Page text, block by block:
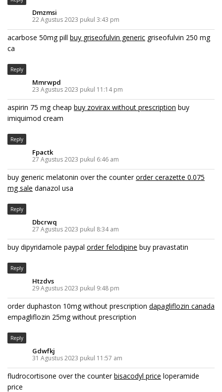
Dmzmsi
22 Agustus 2023 pukul 3:43 pm
acarbose 50mg pill buy griseofulvin generic griseofulvin 250 mg
ca
Reply
Mmrwpd
23 Agustus 2023 pukul 11:14 pm
aspirin 75 mg cheap buy zovirax without prescription buy
imiquimod cream
Reply
Fpactk
27 Agustus 2023 pukul 6:46 am
buy generic melatonin over the counterorder cerazette 0.075
mg sale danazol usa
Reply
Dbcrwq
27 Agustus 2023 pukul 8:34 am
buy dipyridamole paypal order felodipine buy pravastatin
Reply
Htzdvs
29 Agustus 2023 pukul 9:48 pm
order duphaston 10mg without prescription dapagliflozin canada
empagliflozin 25mg without prescription
Reply
Gdwfkj
31 Agustus 2023 pukul 11:57 am
fludrocortisone over the counterbisacodyl price loperamide
price